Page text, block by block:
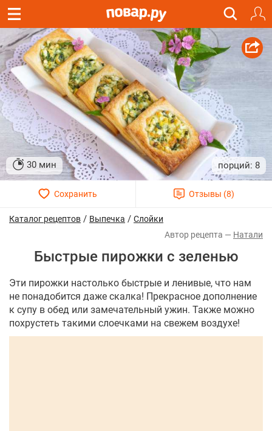
30 мин 8
Каталог рецептов / Выпечка / Слойки
Натали
Быстрые пирожки с зеленью
Эти пирожки настолько быстрые и ленивые, что нам
не понадобится даже скалка! Прекрасное дополнение
к супу в обед или замечательный ужин. Также можно
похрустеть такими слоечками на свежем воздухе!